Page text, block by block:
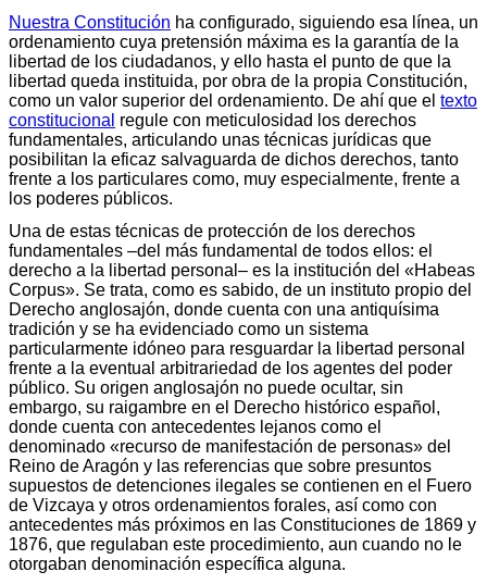
Nuestra Constitución ha configurado, siguiendo esa línea, un
ordenamiento cuya pretensión máxima es la garantía de la
libertad de los ciudadanos, y ello hasta el punto de que la
libertad queda instituida, por obra de la propia Constitución,
como un valor superior del ordenamiento. De ahí que el texto
constitucional regule con meticulosidad los derechos
fundamentales, articulando unas técnicas jurídicas que
posibilitan la eficaz salvaguarda de dichos derechos, tanto
frente a los particulares como, muy especialmente, frente a
los poderes públicos.
Una de estas técnicas de protección de los derechos
fundamentales –del más fundamental de todos ellos: el
derecho a la libertad personal– es la institución del «Habeas
Corpus». Se trata, como es sabido, de un instituto propio del
Derecho anglosajón, donde cuenta con una antiquísima
tradición y se ha evidenciado como un sistema
particularmente idóneo para resguardar la libertad personal
frente a la eventual arbitrariedad de los agentes del poder
público. Su origen anglosajón no puede ocultar, sin
embargo, su raigambre en el Derecho histórico español,
donde cuenta con antecedentes lejanos como el
denominado «recurso de manifestación de personas» del
Reino de Aragón y las referencias que sobre presuntos
supuestos de detenciones ilegales se contienen en el Fuero
de Vizcaya y otros ordenamientos forales, así como con
antecedentes más próximos en las Constituciones de 1869 y
1876, que regulaban este procedimiento, aun cuando no le
otorgaban denominación específica alguna.